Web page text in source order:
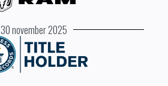
30 november 2025